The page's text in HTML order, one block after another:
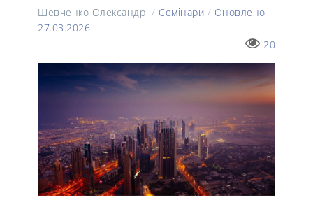
Шевченко Олександр / Семінари / Оновлено
27.03.2026
20